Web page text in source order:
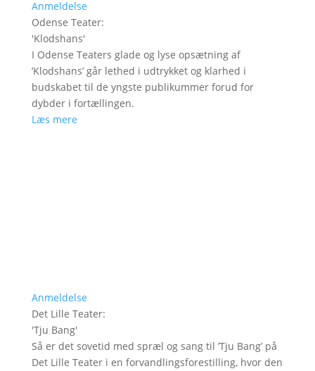
Anmeldelse
Odense Teater:
'Klodshans'
I Odense Teaters glade og lyse opsætning af
’Klodshans’ går lethed i udtrykket og klarhed i
budskabet til de yngste publikummer forud for
dybder i fortællingen.
Læs mere
Anmeldelse
Det Lille Teater:
'Tju Bang'
Så er det sovetid med spræl og sang til ’Tju Bang’ på
Det Lille Teater i en forvandlingsforestilling, hvor den